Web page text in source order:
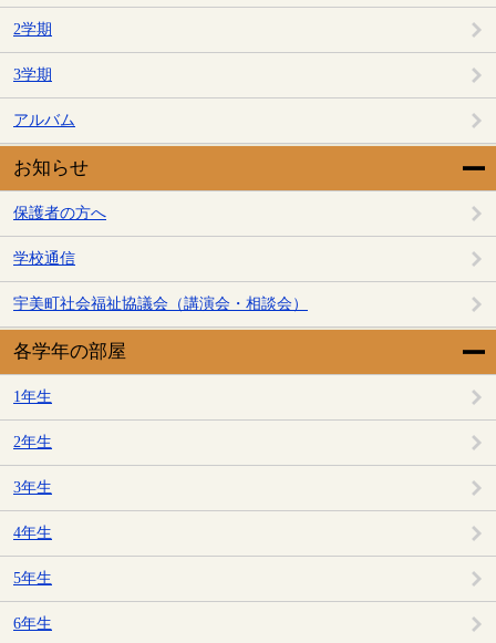
2学期
3学期
アルバム
お知らせ
保護者の方へ
学校通信
宇美町社会福祉協議会（講演会・相談会）
各学年の部屋
1年生
2年生
3年生
4年生
5年生
6年生